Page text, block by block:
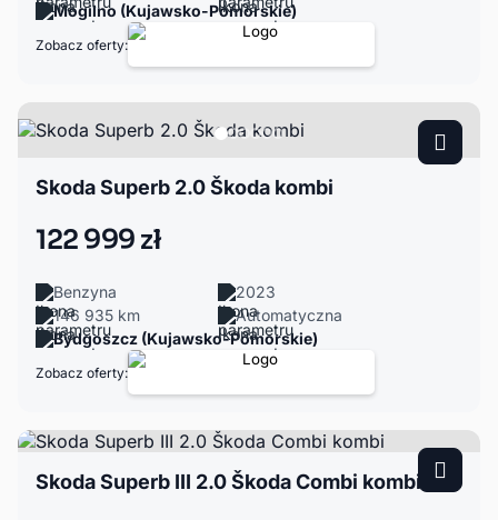
Mogilno (Kujawsko-Pomorskie)
Zobacz oferty:
Skoda Superb 2.0 Škoda kombi
122 999 zł
Benzyna
2023
146 935 km
Automatyczna
Bydgoszcz (Kujawsko-Pomorskie)
Zobacz oferty:
Skoda Superb III 2.0 Škoda Combi kombi